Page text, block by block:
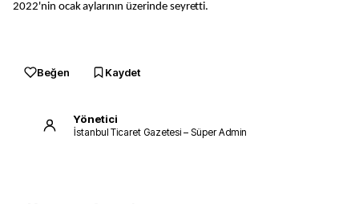
2022'nin ocak aylarının üzerinde seyretti.
Beğen Kaydet
Yönetici
İstanbul Ticaret Gazetesi – Süper Admin